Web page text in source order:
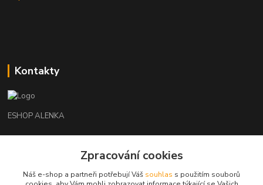
Kontakty
ESHOP ALENKA
+420602541312Zpracování cookies
Náš e-shop a partneři potřebují Váš souhlas s použitím souborů